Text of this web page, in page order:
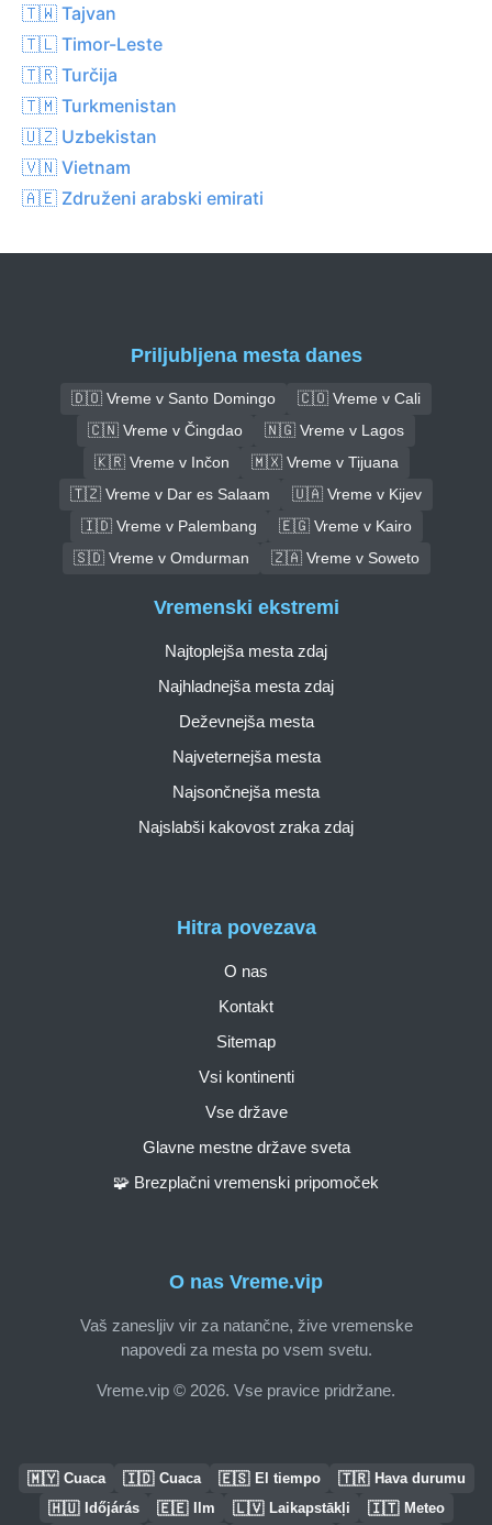
🇹🇼 Tajvan
🇹🇱 Timor-Leste
🇹🇷 Turčija
🇹🇲 Turkmenistan
🇺🇿 Uzbekistan
🇻🇳 Vietnam
🇦🇪 Združeni arabski emirati
Priljubljena mesta danes
🇩🇴 Vreme v Santo Domingo
🇨🇴 Vreme v Cali
🇨🇳 Vreme v Čingdao
🇳🇬 Vreme v Lagos
🇰🇷 Vreme v Inčon
🇲🇽 Vreme v Tijuana
🇹🇿 Vreme v Dar es Salaam
🇺🇦 Vreme v Kijev
🇮🇩 Vreme v Palembang
🇪🇬 Vreme v Kairo
🇸🇩 Vreme v Omdurman
🇿🇦 Vreme v Soweto
O nas Vreme.vip
Vaš zanesljiv vir za natančne, žive vremenske
napovedi za mesta po vsem svetu.
Vreme.vip © 2026. Vse pravice pridržane.
Hitra povezava
O nas
Kontakt
Sitemap
Vsi kontinenti
Vse države
Glavne mestne države sveta
🧩 Brezplačni vremenski pripomoček
Vremenski ekstremi
Najtoplejša mesta zdaj
Najhladnejša mesta zdaj
Deževnejša mesta
Najveternejša mesta
Najsončnejša mesta
Najslabši kakovost zraka zdaj
🇲🇾 Cuaca 🇮🇩 Cuaca 🇪🇸 El tiempo 🇹🇷 Hava durumu
🇭🇺 Időjárás 🇪🇪 Ilm 🇱🇻 Laikapstākļi 🇮🇹 Meteo